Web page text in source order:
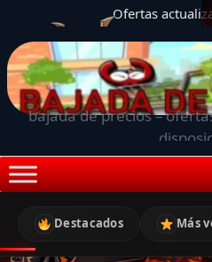
Ofertas
bajada de precios –
Destacados Más